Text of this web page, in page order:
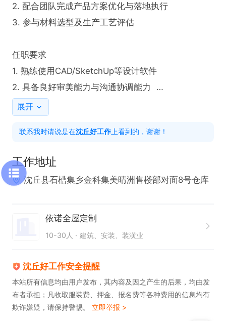
2. 配合团队完成产品方案优化与落地执行
3. 参与材料选型及生产工艺评估
任职要求
1. 熟练使用CAD/SketchUp等设计软件
2. 具备良好审美能力与沟通协调能力
3. 有家居品牌项目经验者优先
展开
联系我时请说是在沈丘好工作上看到的，谢谢！
工作地址
沈丘县石槽集乡金科集美晴洲售楼部对面8号仓库
依诺全屋定制
10-30人 建筑、安装、装潢业
沈丘好工作安全提醒
本站所有信息均由用户发布，其内容及因之产生的后果，均由发
布者承担；凡收取服装费、押金、报名费等各种费用的信息均有
欺诈嫌疑，请保持警惕。 立即举报 >